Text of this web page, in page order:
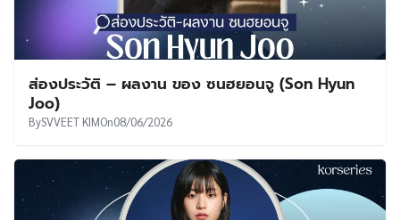
ส่องประวัติ – ผลงาน ของ ซนฮยอนจู (Son Hyun
Joo)
BySVVEET KIMOn08/06/2026